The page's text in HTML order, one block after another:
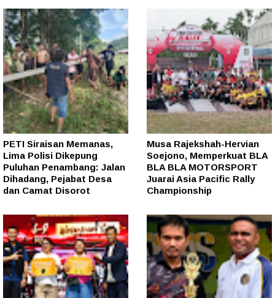
PETI Siraisan Memanas,
Lima Polisi Dikepung
Puluhan Penambang: Jalan
Dihadang, Pejabat Desa
dan Camat Disorot
Musa Rajekshah-Hervian
Soejono, Memperkuat BLA
BLA BLA MOTORSPORT
Juarai Asia Pacific Rally
Championship